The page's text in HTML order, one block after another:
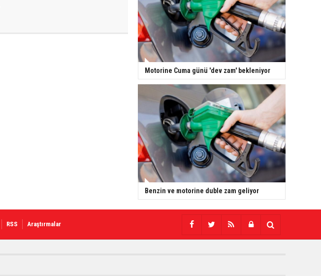
Motorine Cuma günü 'dev zam' bekleniyor
Benzin ve motorine duble zam geliyor
RSS Araştırmalar